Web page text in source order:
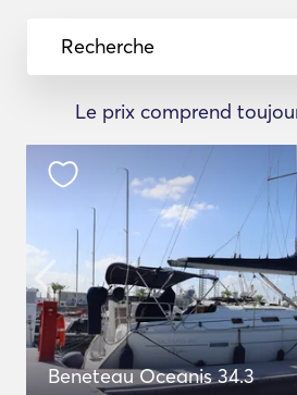
Recherche
Le prix comprend
Beneteau Oceanis 34.3